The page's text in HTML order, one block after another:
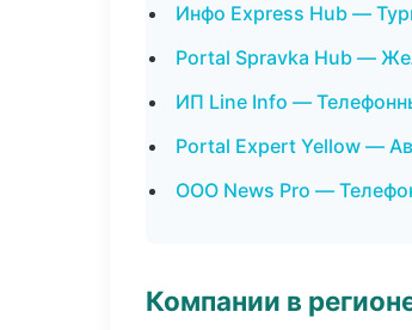
Инфо Express Hub —
Portal Spravka Hub —
ИП Line Info —
Portal Expert Yellow —
ООО News Pro —
Компании в